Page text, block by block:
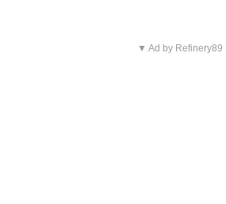
▼ Ad by Refinery89